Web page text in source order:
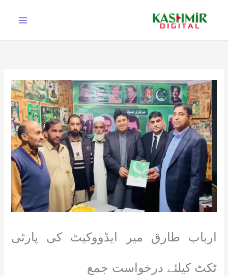
ارباب طارق میر ایڈووکیٹ کی پارٹی
ٹکٹ کیلئے درخواست جمع